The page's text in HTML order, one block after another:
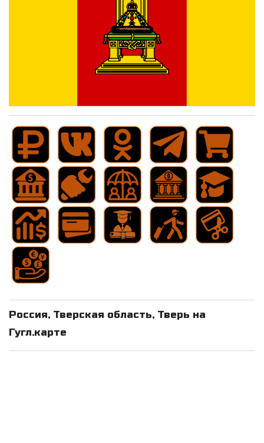
Россия, Тверская область, Тверь на
Гугл.карте